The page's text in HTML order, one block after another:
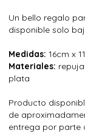
Un bello regalo
disponible solo
Medidas: 16cm x
Materiales:
plata
Producto
de
entrega por parte